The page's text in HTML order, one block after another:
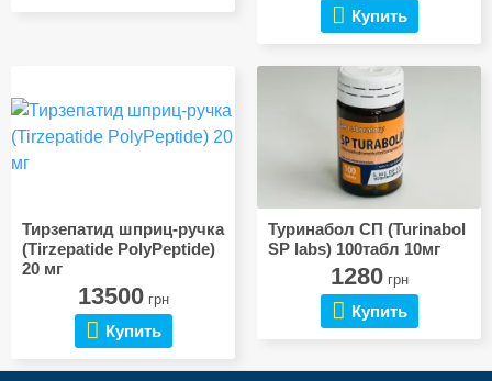
Купить
Тирзепатид шприц-ручка
(Tirzepatide PolyPeptide)
20 мг
13500грн
Купить
Туринабол СП (Turinabol
SP labs) 100табл 10мг
1280грн
Купить